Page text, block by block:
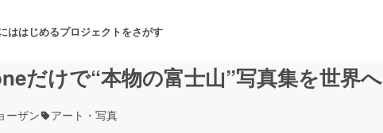
ははじめるプロジェクトをさがす
だけで“本物の富士山”写真集を世界へ
ーザン アート・写真